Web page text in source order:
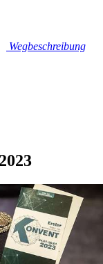
Wegbeschreibung